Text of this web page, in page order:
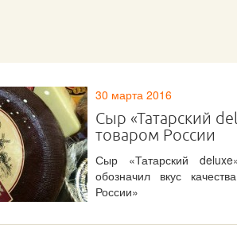
30 марта 2016
Сыр «Татарский
товаром России
Сыр «Татарский
обозначил вкус
России»